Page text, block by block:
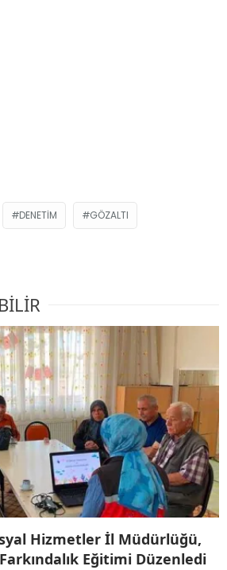
DENETIM GÖZALTI
Hizmetler İl Müdürlüğü,
Eğitimi Düzenledi